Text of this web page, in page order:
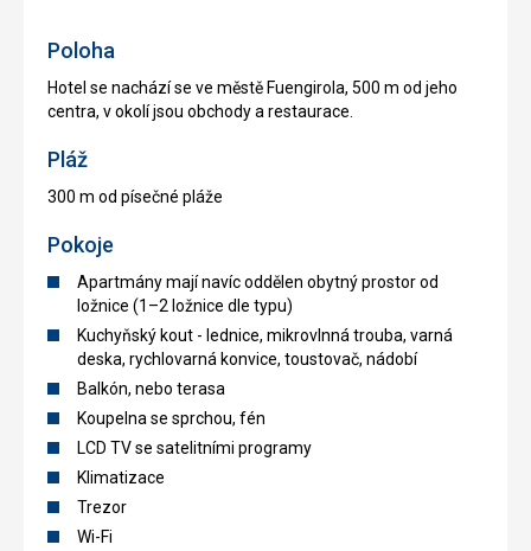
Poloha
Hotel se nachází se ve městě Fuengirola, 500 m od jeho
centra, v okolí jsou obchody a restaurace.
Pláž
300 m od písečné pláže
Pokoje
Apartmány mají navíc oddělen obytný prostor od
ložnice (1–2 ložnice dle typu)
Kuchyňský kout - lednice, mikrovlnná trouba, varná
deska, rychlovarná konvice, toustovač, nádobí
Balkón, nebo terasa
Koupelna se sprchou, fén
LCD TV se satelitními programy
Klimatizace
Trezor
Wi-Fi